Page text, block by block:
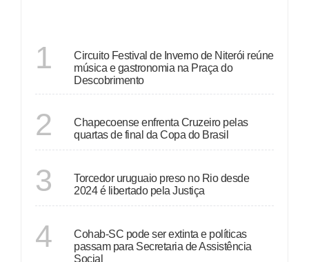
1
Circuito Festival de Inverno de Niterói reúne
música e gastronomia na Praça do
Descobrimento
2
Chapecoense enfrenta Cruzeiro pelas
quartas de final da Copa do Brasil
3
Torcedor uruguaio preso no Rio desde
2024 é libertado pela Justiça
4
Cohab-SC pode ser extinta e políticas
passam para Secretaria de Assistência
Social